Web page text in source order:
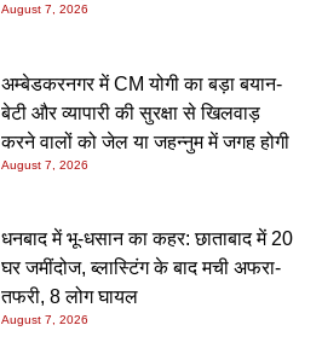
August 7, 2026
अम्बेडकरनगर में CM योगी का बड़ा बयान-
बेटी और व्यापारी की सुरक्षा से खिलवाड़
करने वालों को जेल या जहन्नुम में जगह होगी
August 7, 2026
धनबाद में भू-धसान का कहर: छाताबाद में 20
घर जमींदोज, ब्लास्टिंग के बाद मची अफरा-
तफरी, 8 लोग घायल
August 7, 2026